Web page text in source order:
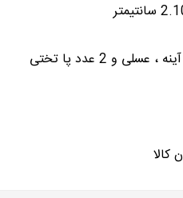
و 2 عدد پا تختی
کالا